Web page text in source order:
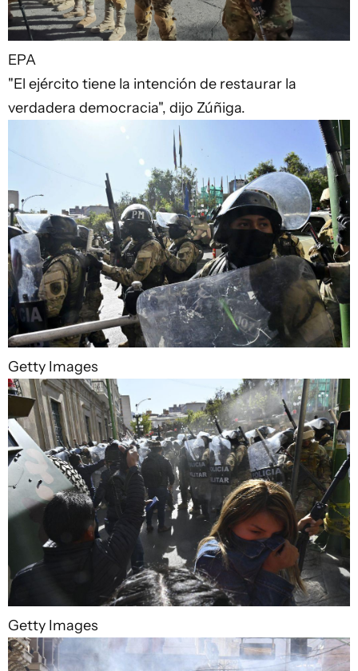
EPA
"El ejército tiene la intención de restaurar la
verdadera democracia", dijo Zúñiga.
Getty Images
Getty Images